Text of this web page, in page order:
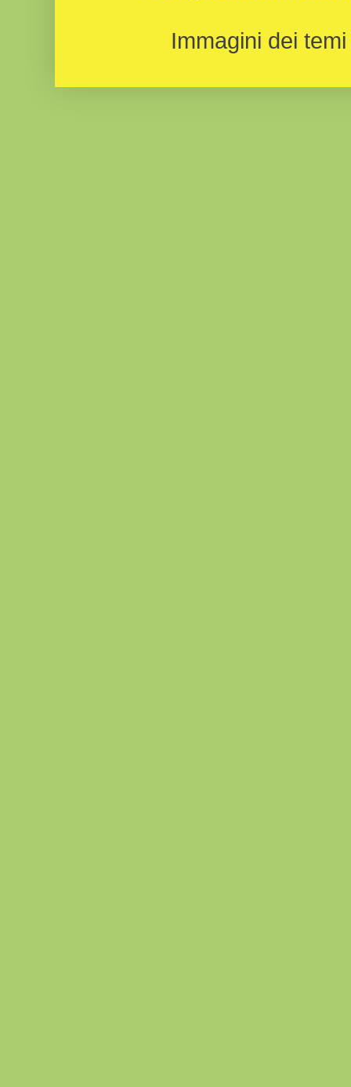
Immagini dei